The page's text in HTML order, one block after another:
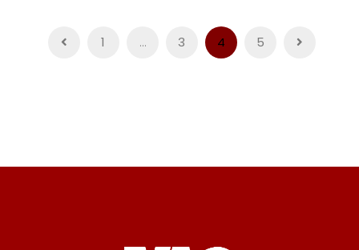
Pagination1 … 3 4 5